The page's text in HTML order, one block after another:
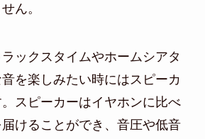
ん。
ックスタイムやホームシアタ
を楽しみたい時にはスピーカ
スピーカーはイヤホンに比べ
けることができ、音圧や低音